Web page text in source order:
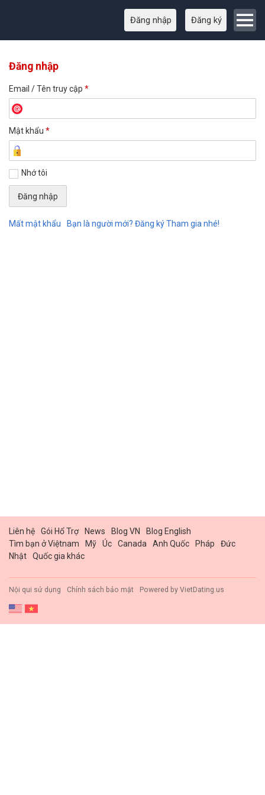
Đăng nhập Đăng ký
Đăng nhập
Email / Tên truy cập *
Mật khẩu *
Nhớ tôi
Mất mật khẩu Bạn là người mới? Đăng ký Tham gia nhé!
Liên hệ Gói Hổ Trợ News Blog VN
Blog English
Tìm bạn ở Việtnam
Mỹ Úc Canada Anh Quốc Pháp
Đức
Nhật
Quốc gia khác
Nội qui sử dụng Chính sách bảo mật Powered by VietDating.us